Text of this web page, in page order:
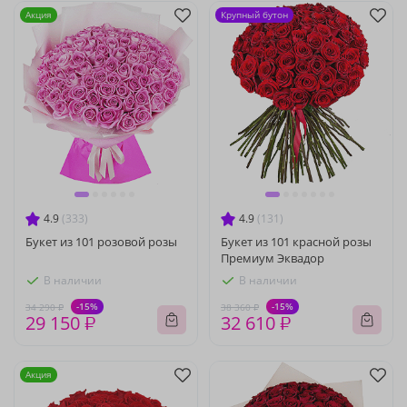
4.9 (333)
Букет из 101 розовой розы
В наличии
34 290 ₽ -15%
29 150 ₽
Акция
4.9 (131)
Букет из 101 красной розы
Премиум Эквадор
В наличии
38 360 ₽ -15%
32 610 ₽
Крупный бутон
Акция